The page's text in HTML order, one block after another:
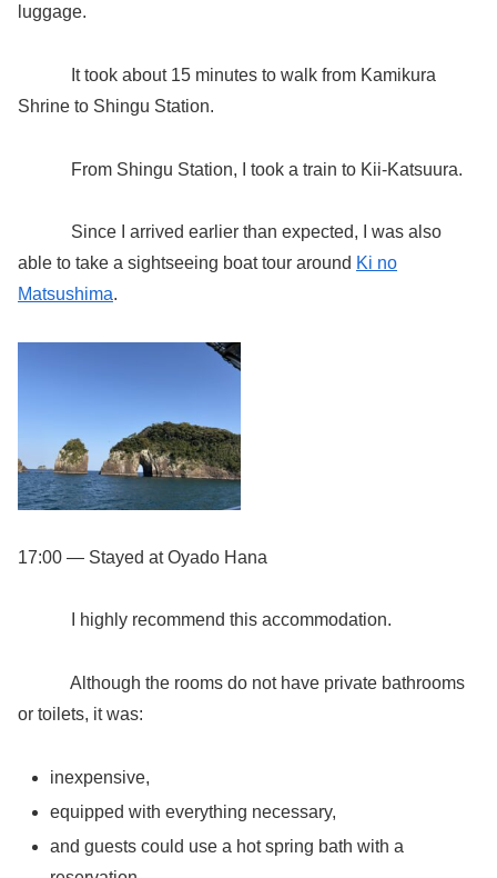
luggage.
It took about 15 minutes to walk from Kamikura
Shrine to Shingu Station.
From Shingu Station, I took a train to Kii-Katsuura.
Since I arrived earlier than expected, I was also
able to take a sightseeing boat tour around Ki no
Matsushima.
17:00 — Stayed at Oyado Hana
I highly recommend this accommodation.
Although the rooms do not have private bathrooms
or toilets, it was:
inexpensive,
equipped with everything necessary,
and guests could use a hot spring bath with a